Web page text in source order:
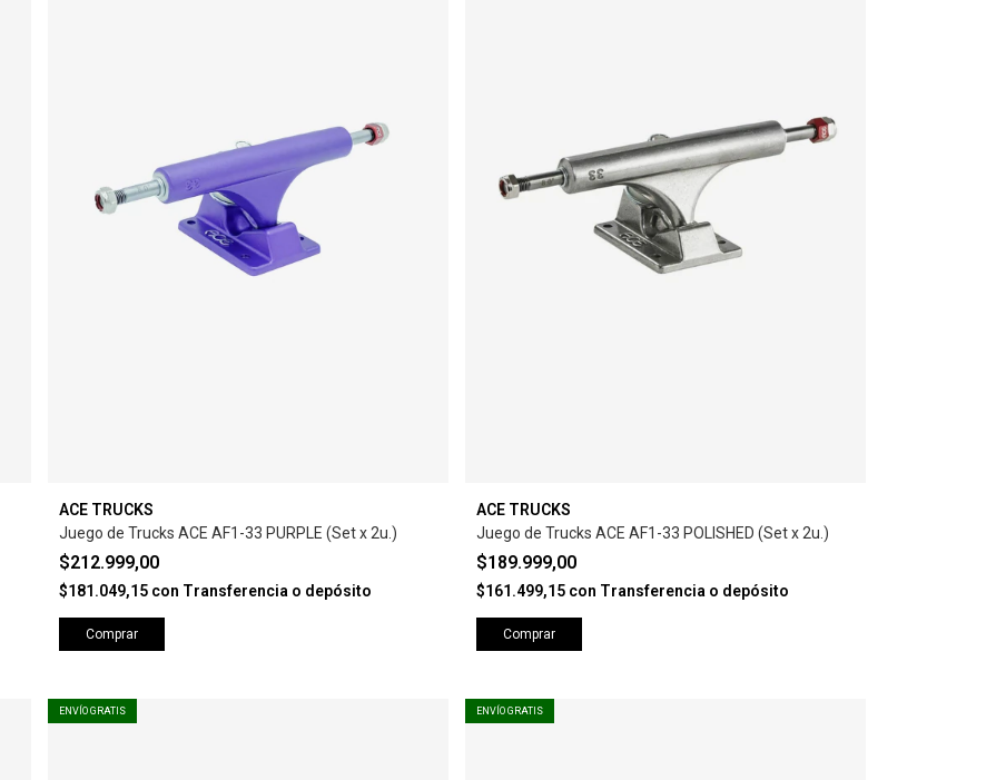
ACE TRUCKS
Juego de Trucks ACE AF1-33 PURPLE (Set x 2u.)
$212.999,00
$181.049,15 con Transferencia o depósito
Comprar
ACE TRUCKS
Juego de Trucks ACE AF1-33 POLISHED (Set x 2u.)
$189.999,00
$161.499,15 con Transferencia o depósito
Comprar
ENVÍO GRATIS ENVÍO GRATIS